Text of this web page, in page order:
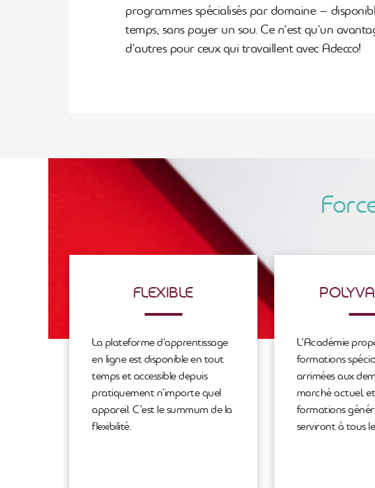
programmes spécialisés par domaine –
temps, sans payer un sou. Ce n’est qu’un
d’autres pour ceux qui travaillent avec Adecco!
FLEXIBLE
La plateforme d’apprentissage
en ligne est disponible en tout
temps et accessible depuis
pratiquement n’importe quel
appareil. C’est le summum de la
flexibilité.
L’Académie
formations
arrimées aux
marché actuel,
formations
serviront à tous